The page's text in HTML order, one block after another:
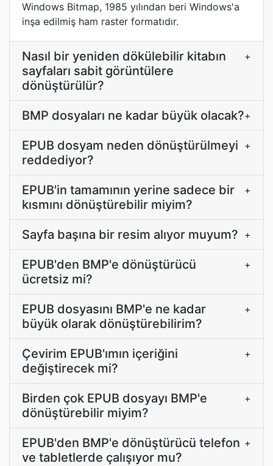
Windows Bitmap, 1985 yılından beri Windows'a
inşa edilmiş ham raster formatıdır.
Nasıl bir yeniden dökülebilir kitabın
sayfaları sabit görüntülere
dönüştürülür?
+
BMP dosyaları ne kadar büyük olacak?+
EPUB dosyam neden dönüştürülmeyi
reddediyor?
+
EPUB'in tamamının yerine sadece bir
kısmını dönüştürebilir miyim?
+
Sayfa başına bir resim alıyor muyum? +
EPUB'den BMP'e dönüştürücü
ücretsiz mi?
+
EPUB dosyasını BMP'e ne kadar
büyük olarak dönüştürebilirim?
+
Çevirim EPUB'ımın içeriğini
değiştirecek mi?
+
Birden çok EPUB dosyayı BMP'e
dönüştürebilir miyim?
+
EPUB'den BMP'e dönüştürücü telefon
ve tabletlerde çalışıyor mu?
+